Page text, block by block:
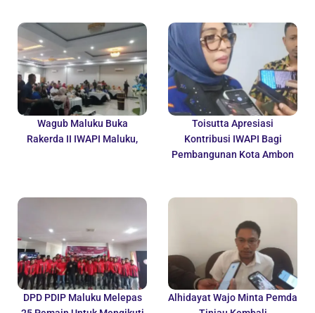
Wagub Maluku Buka
Rakerda II IWAPI Maluku,
Toisutta Apresiasi
Kontribusi IWAPI Bagi
Pembangunan Kota Ambon
DPD PDIP Maluku Melepas
Alhidayat Wajo Minta Pemda